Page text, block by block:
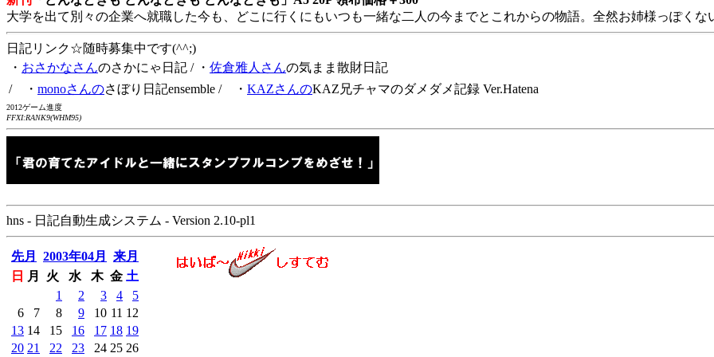
大学を出て別々の企業へ就職した今も、どこに行くにもいつも一緒な二人の今までとこれからの物語。全然お姉様っぽくな
日記リンク☆随時募集中です(^^;)
・ おさかなさんのさかにゃ日記 / ・ 佐倉雅人さんの気まま散財日記
/ ・ monoさんのさぼり日記ensemble / ・ KAZさんのKAZ兄チャマのダメダメ記録 Ver.Hatena
2012ゲーム進度
FFXI:RANK9(WHM95)
hns - 日記自動生成システム - Version 2.10-pl1
先月 2003年04月
来月
日
月 火 水 木 金 土
1
2 3 4
5
6
7 8 9 10 11 12
13 14 15 16 17 18 19
20 21 22 23 24 25 26